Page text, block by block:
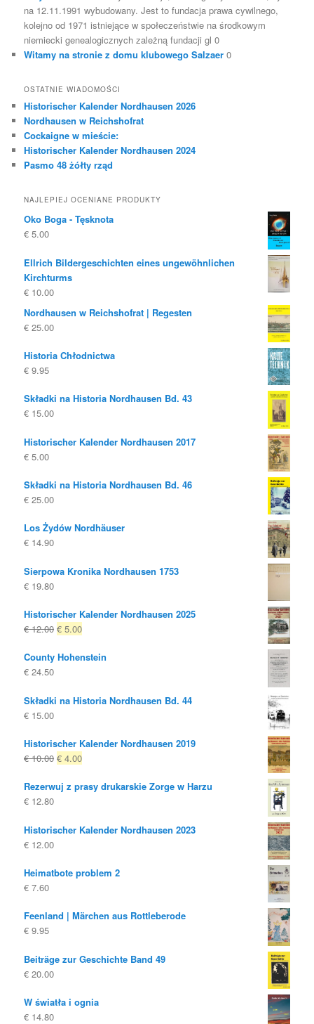
na 12.11.1991 wybudowany. Jest to fundacja prawa cywilnego,
kolejno od 1971 istniejące w społeczeństwie na środkowym
niemiecki genealogicznych zależną fundacji gl 0
Witamy na stronie z domu klubowego Salzaer 0
OSTATNIE WIADOMOŚCI
Historischer Kalender Nordhausen 2026
Nordhausen w Reichshofrat
Cockaigne w mieście:
Historischer Kalender Nordhausen 2024
Pasmo 48 żółty rząd
NAJLEPIEJ OCENIANE PRODUKTY
Oko Boga - Tęsknota
€ 5.00
Ellrich Bildergeschichten eines ungewöhnlichen
Kirchturms
€ 10.00
Nordhausen w Reichshofrat | Regesten
€ 25.00
Historia Chłodnictwa
€ 9.95
Składki na Historia Nordhausen Bd. 43
€ 15.00
Historischer Kalender Nordhausen 2017
€ 5.00
Składki na Historia Nordhausen Bd. 46
€ 25.00
Los Żydów Nordhäuser
€ 14.90
Sierpowa Kronika Nordhausen 1753
€ 19.80
Historischer Kalender Nordhausen 2025
€12.00 Oryginalna
była:
€ 5.00Obecna
to:
County Hohenstein
€ 24.50
Składki na Historia Nordhausen Bd. 44
€ 15.00
Historischer Kalender Nordhausen 2019
€10.00 Oryginalna
była:
€ 4.00Obecna
to:
Rezerwuj z prasy drukarskie Zorge w Harzu
€ 12.80
Historischer Kalender Nordhausen 2023
€ 12.00
Heimatbote problem 2
€ 7.60
Feenland | Märchen aus Rottleberode
€ 9.95
Beiträge zur Geschichte Band 49
€ 20.00
W światła i ognia
€ 14.80